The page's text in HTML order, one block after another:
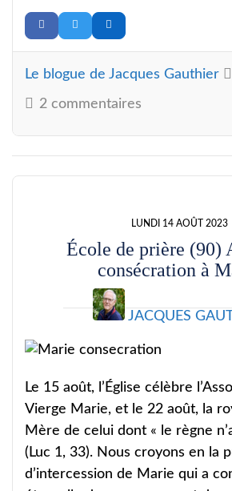
Le blogue de Jacques Gauthier
2 commentaires
LUNDI 14 AOÛT 2023
École de prière (90)
consécration à
JACQUES
Le 15 août, l’Église célèbre
Vierge Marie, et le 22 août, la
Mère de celui dont « le règne
(Luc 1, 33). Nous croyons en la
d’intercession de Marie qui a